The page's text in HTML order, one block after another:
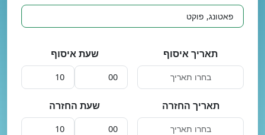
תאריך איסוף שעת איסוף
תאריך החזרה שעת החזרה